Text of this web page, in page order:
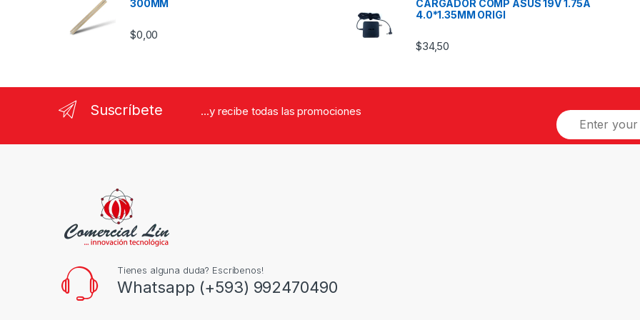
300MM
$0,00
CARGADOR COMP ASUS 19V 1.75A
4.0*1.35MM ORIGI
$34,50
Suscríbete ...y recibe todas las promociones
Tienes alguna duda? Escríbenos!
Whatsapp (+593) 992470490